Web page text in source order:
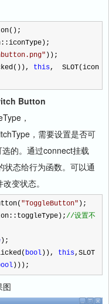
" ));
this,  SLOT(icon
Button
，
，需要设置是否可
的。通过connect挂载
态给行为函数。可以通
变状态。
"ToggleButton" );
//设置不
);
bool )), this,SLOT
)));